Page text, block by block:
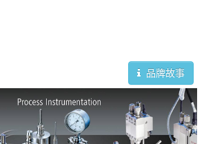
品牌故事